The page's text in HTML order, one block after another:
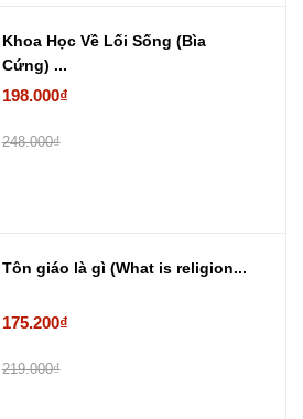
Khoa Học Về Lối Sống (Bìa
Cứng) ...
198.000₫
248.000₫
Tôn giáo là gì (What is religion...
175.200₫
219.000₫